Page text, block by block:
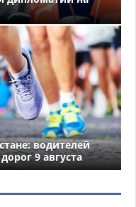
водителей
9 августа